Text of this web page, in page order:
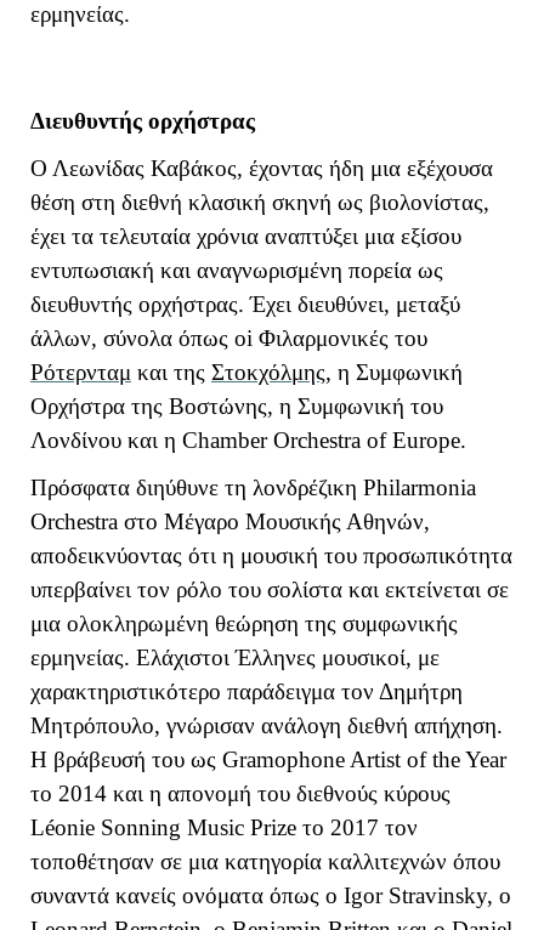
ερμηνείας.
Διευθυντής ορχήστρας
Ο Λεωνίδας Καβάκος, έχοντας ήδη μια εξέχουσα
θέση στη διεθνή κλασική σκηνή ως βιολονίστας,
έχει τα τελευταία χρόνια αναπτύξει μια εξίσου
εντυπωσιακή και αναγνωρισμένη πορεία ως
διευθυντής ορχήστρας. Έχει διευθύνει, μεταξύ
άλλων, σύνολα όπως oi Φιλαρμονικές του
Ρότερνταμ και της Στοκχόλμης, η Συμφωνική
Ορχήστρα της Βοστώνης, η Συμφωνική του
Λονδίνου και η Chamber Orchestra of Europe.
Πρόσφατα διηύθυνε τη λονδρέζικη Philarmonia
Orchestra στο Μέγαρο Μουσικής Αθηνών,
αποδεικνύοντας ότι η μουσική του προσωπικότητα
υπερβαίνει τον ρόλο του σολίστα και εκτείνεται σε
μια ολοκληρωμένη θεώρηση της συμφωνικής
ερμηνείας. Ελάχιστοι Έλληνες μουσικοί, με
χαρακτηριστικότερο παράδειγμα τον Δημήτρη
Μητρόπουλο, γνώρισαν ανάλογη διεθνή απήχηση.
Η βράβευσή του ως Gramophone Artist of the Year
το 2014 και η απονομή του διεθνούς κύρους
Léonie Sonning Music Prize το 2017 τον
τοποθέτησαν σε μια κατηγορία καλλιτεχνών όπου
συναντά κανείς ονόματα όπως ο Igor Stravinsky, ο